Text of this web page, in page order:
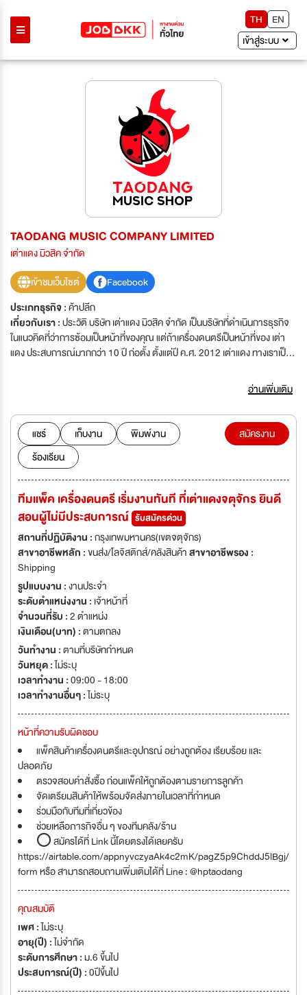
TH
EN
เข้าสู่ระบบ
TAODANG MUSIC COMPANY LIMITED
เต่าแดง มิวสิค จำกัด
เข้าชมเว็บไซต์
Facebook
ประเภทธุรกิจ :ค้าปลีก
เกี่ยวกับเรา :ประวัติ บริษัท เต่าแดง มิวสิค จำกัด เป็นบริษัทที่ดำเนินการธุรกิจ
ในแนวคิดที่ว่าการซ้อมเป็นหน้าที่ของคุณ แต่ถ้าเครื่องดนตรีเป็นหน้าที่ของ เต่า
แดง ประสบการณ์มากกว่า 10 ปี ก่อตั้ง ตั้งแต่ปี ค.ศ. 2012 เต่าแดง ทางเราเป็น
กลองชุด อูคูเลเล่ อุปกรณ์อัดเสียง ไมโครโฟน อุปกรณ์อื่นๆ อีกมากมาย และยังได้
รับสิทธิเป็นผู้นำเข้าแต่เพียงผู้เดียว กับแบรนด์สินค้าชั้นนำ อย่าง Baton Rouge
, Lamancha , Naga , Kepma , Voki , DK Amplifier , Enya Ukulele , Kaka
Ukulele , Solar , Chillman , Kokko & Flanger
Accessories , Flatsons , Paint Audio , Klaw
Accessories , Tonewoodamp , Timbud Pickguard ทำไมถึงต้องมาร่วม
ภารกิจกับเต่าแดง ? หากเพื่อนๆกำลังมองหาบริษัท หรือ องค์กรที่เป็นแหล่งรวม
คนที่มี Passionเรื่องดนตรี อยากร่วมพัฒนาวงการเครื่องดนตรี และ อยากช่วย
เหลือผู้คนให้เข้าถึง และ มีความสุขกับเครื่องดนตรีได้อย่างง่ายขึ้น เปิดโอกาสให้ทีม
งานร่วมแสดง ความสามารถ ศักยภาพและความคิดสร้างสรรค์ เสนอความคิด
เห็น อย่างไม่มีกรอบ โดยมีเป้าหมายร่วมกัน คือ ลูกค้าได้รับสิ่งที่ตอบโจทย์ และ มี
ความสุขที่สุด เน้นสร้างผลลัพธ์ที่ดี โดยจะเป็นวิถีการที่ถูกต้องแบบใดก็ได้ บริษัท
มีความยืดหยุ่นในหลายด้าน เพื่อให้ทีมงานได้รับความสุขและประสบการณ์ที่ดีใน
การทำงานมากที่สุด เป็นร้านเครื่องดนตรี ที่มีจำนวนผู้ติดตามบน Lazada และ
Shopee ทั้ง 2 Platform #อันดับ1 ของประเทศไทย2 และ จำนวนผู้ติดตามบน
Youtube เป็น #Top3 ของประเทศไทย ในหมวดหมู่ร้านเครื่องดนตรี เป็นบริษัทที่มี
ฐาน FC ติดตามเป็นจำนวนมาก นอกจากค่าตอบแทนที่ขึ้นอย่างรวดเร็วโดย
อ้างอิงตามความสามารถ ยังได้โอกาสเรียนรู้รูปแบบการทำงาน จาก
ประสบการณ์ของผู้ก่อตั้งโดยตรง เป็นการพัฒนาศักยภาพตัวเองอย่างต่อเนื่อง
เปรียบเสมือนน้ำที่ไม่เคยเต็มแก้ว พวกเราทีมเต่าแดง จะร่วมเรียนรู้ เติบโตและ
ก้าวหน้าไปด้วยกัน ได้ทำงานอย่างใกล้ชิดและร่วมเดินทางไปพร้อมๆ กับ CEO ซึ่ง
เป็นผู้ก่อตั้ง บริษัท เต่าแดง มิวสิค เต่าแดง มิวสิค เป็นบริษัทน้องใหม่ ยังมีโอกาส
เติบโตอีกมากมาย เรามาร่วมสร้างโอกาสที่ดีไปด้วยกัน เป็นบริษัทที่มีการทำงาน
แบบยุคใหม่ นำโดยผู้นำองค์กรที่นำเทคโนโลยีและ Application เข้ามาเพื่อลด
เวลาการทำงานและได้ประสิทธิภาพการทำงานมากยิ่งขึ้น ตามหลัก Worksmart
วัฒนธรรมที่องค์กร #เน้นความสุขของทีมงาน #ไม่มีหัวโจก #ไม่มีการเมือง
ภายใน#ทำงานแบบนักกีฬามืออาชีพ #งานลุยงานหนัก#เน้นใช้เหตุผล #วัดผล
อย่างจริงจัง #รับฟังทุกเสียงในทีมงาน#มีโปรเจคใหม่ๆให้ท้าทายตลอด ที่อยู่
Showroom เต่าแดง สาขา Flagship จตุจักร และ Office บ้านเลขที่ 1032/76-
79 ซอยพหลโยธิน 18/1 แยก 12 ถนนพหลโยธิน แขวงจอมพล เขตจตุจักร
กทม. 10900
อ่านเพิ่มเติม
แชร์ เก็บงาน
พิมพ์งาน
ร้องเรียน
สมัครงาน
ทีมแพ็ค เครื่องดนตรี เริ่มงานทันที ที่เต่าแดงจตุจักร ยินดี
สอนผู้ไม่มีประสบการณ์ รับสมัครด่วน
สถานที่ปฏิบัติงาน :กรุงเทพมหานคร(เขตจตุจักร)
สาขาอาชีพหลัก :ขนส่ง/โลจิสติกส์/คลังสินค้าสาขาอาชีพรอง :
Shipping
รูปแบบงาน :งานประจำ
ระดับตำแหน่งงาน : เจ้าหน้าที่
จำนวนที่รับ :2 ตำแหน่ง
เงินเดือน(บาท) :ตามตกลง
วันทำงาน :ตามที่บริษัทกำหนด
วันหยุด :ไม่ระบุ
เวลาทำงาน :09:00 - 18:00
เวลาทำงานอื่นๆ :ไม่ระบุ
หน้าที่ความรับผิดชอบ
แพ็คสินค้าเครื่องดนตรีและอุปกรณ์ อย่างถูกต้อง เรียบร้อย และ
ปลอดภัย
ตรวจสอบคำสั่งซื้อ ก่อนแพ็คให้ถูกต้องตามรายการลูกค้า
จัดเตรียมสินค้าให้พร้อมจัดส่งภายในเวลาที่กำหนด
ร่วมมือกับทีมที่เกี่ยวข้อง
ช่วยเหลือภารกิจอื่น ๆ ของทีมคลัง/ร้าน
⭕ สมัครได้ที่ Link นี้โดยตรงได้เลยครับ
https://airtable.com/appnyvczyaAk4c2mK/pagZ5p9ChddJ5lBgj/
form หรือ สามารถสอบถามเพิ่มเติมได้ที่ Line : @hptaodang
คุณสมบัติ
เพศ :ไม่ระบุ
อายุ(ปี) :ไม่จำกัด
ระดับการศึกษา :ม.6 ขึ้นไป
ประสบการณ์(ปี) :0ปีขึ้นไป